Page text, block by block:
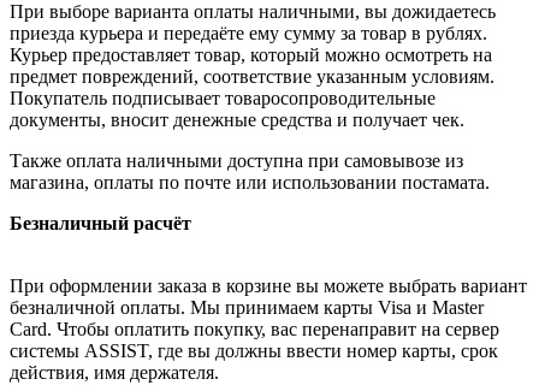
При выборе варианта оплаты наличными, вы дожидаетесь
приезда курьера и передаёте ему сумму за товар в рублях.
Курьер предоставляет товар, который можно осмотреть на
предмет повреждений, соответствие указанным условиям.
Покупатель подписывает товаросопроводительные
документы, вносит денежные средства и получает чек.
Также оплата наличными доступна при самовывозе из
магазина, оплаты по почте или использовании постамата.
Безналичный расчёт
При оформлении заказа в корзине вы можете выбрать вариант
безналичной оплаты. Мы принимаем карты Visa и Master
Card. Чтобы оплатить покупку, вас перенаправит на сервер
системы ASSIST, где вы должны ввести номер карты, срок
действия, имя держателя.